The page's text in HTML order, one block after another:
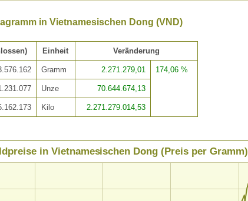
in Vietnamesischen Dong (VND)
Einheit Veränderung
Gramm 2.271.279,01 174,06 %
Unze 70.644.674,13
Kilo 2.271.279.014,53
in Vietnamesischen Dong (Preis per Gramm)